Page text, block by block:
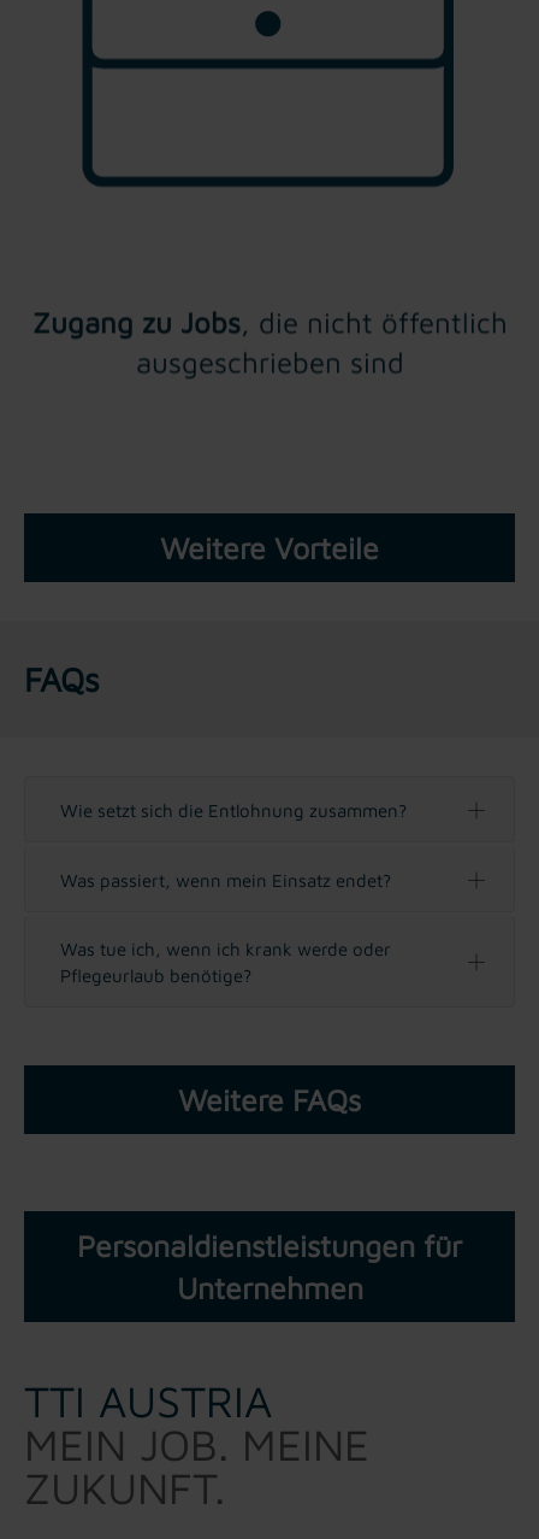
Zugang zu Jobs, die nicht öffentlich
ausgeschrieben sind
Weitere Vorteile
FAQs
Wie setzt sich die Entlohnung zusammen?
Was passiert, wenn mein Einsatz endet?
Was tue ich, wenn ich krank werde oder
Pflegeurlaub benötige?
Weitere FAQs
Personaldienstleistungen für
Unternehmen
TTI AUSTRIA
MEIN JOB. MEINE
ZUKUNFT.